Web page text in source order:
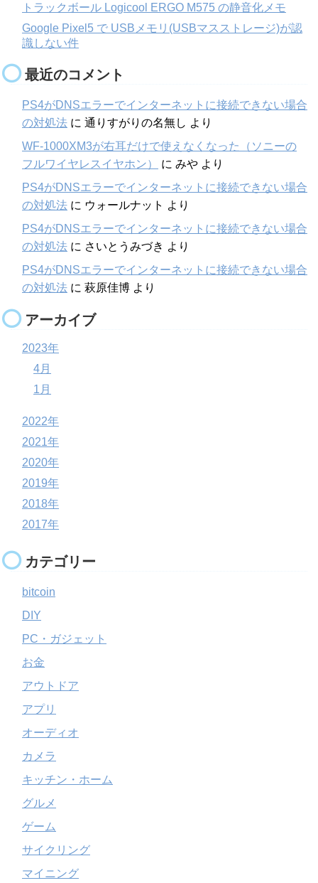
トラックボール Logicool ERGO M575 の静音化メモ
Google Pixel5 で USBメモリ(USBマスストレージ)が認
識しない件
最近のコメント
PS4がDNSエラーでインターネットに接続できない場合
の対処法 に 通りすがりの名無し より
WF-1000XM3が右耳だけで使えなくなった（ソニーの
フルワイヤレスイヤホン）
に みや より
PS4がDNSエラーでインターネットに接続できない場合
の対処法 に ウォールナット より
PS4がDNSエラーでインターネットに接続できない場合
の対処法 に さいとうみづき より
PS4がDNSエラーでインターネットに接続できない場合
の対処法 に 萩原佳博 より
アーカイブ
2023年
4月
1月
2022年
2021年
2020年
2019年
2018年
2017年
カテゴリー
bitcoin
DIY
PC・ガジェット
お金
アウトドア
アプリ
オーディオ
カメラ
キッチン・ホーム
グルメ
ゲーム
サイクリング
マイニング